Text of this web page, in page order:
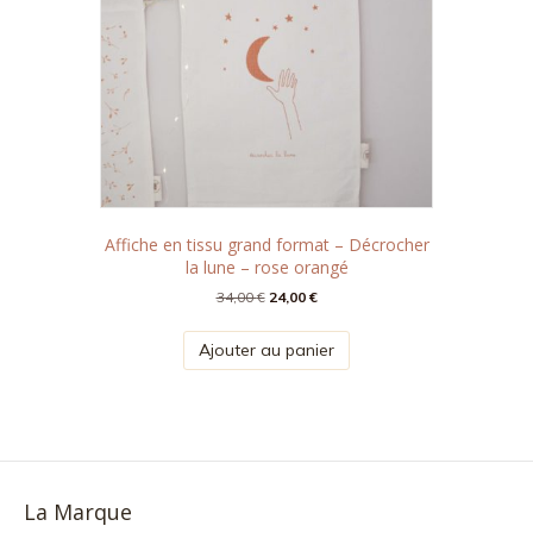
Affiche en tissu grand format – Décrocher
la lune – rose orangé
34,00€ Le
initial
était :
24,00 €Le
actuel
est :
Ajouter au panier
La Marque